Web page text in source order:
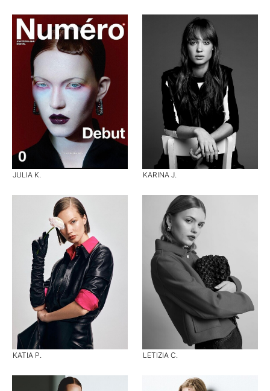
JULIA K. KARINA J.
KATIA P. LETIZIA C.